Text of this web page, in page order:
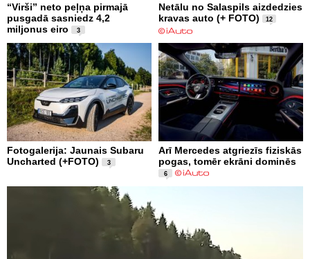
“Virši” neto peļņa pirmajā
pusgadā sasniedz 4,2
miljonus eiro
3
Netālu no Salaspils aizdedzies
kravas auto (+ FOTO)
12
Fotogalerija: Jaunais Subaru
Uncharted (+FOTO)
3
Arī Mercedes atgriezīs fiziskās
pogas, tomēr ekrāni dominēs
6